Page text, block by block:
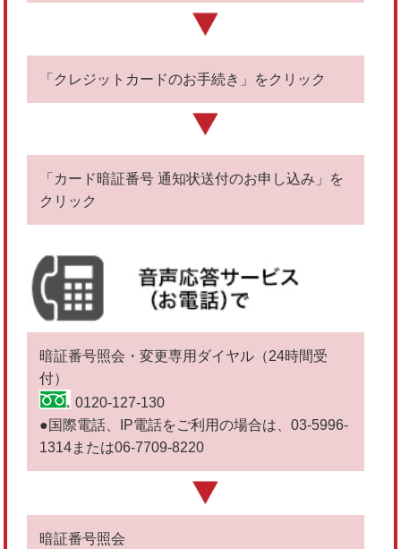
「クレジットカードのお手続き」をクリック
「カード暗証番号 通知状送付のお申し込み」を
クリック
暗証番号照会・変更専用ダイヤル（24時間受
付）
0120-127-130
●国際電話、IP電話をご利用の場合は、03-5996-
1314または06-7709-8220
暗証番号照会